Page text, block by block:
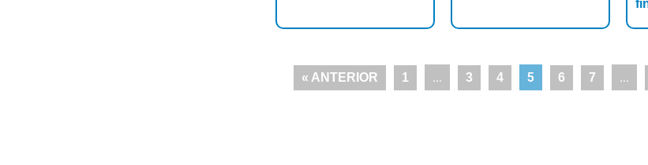
« ANTERIOR 1 … 3 4 5 6 7 …